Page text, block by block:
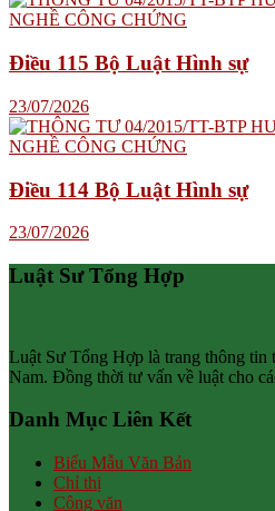
Điều 115 Bộ Luật Hình sự
23/07/2026
Điều 114 Bộ Luật Hình sự
23/07/2026
Luật Sư Tổng Hợp
Luật Sư Tổng Hợp là trang thông tin
Nam. Đồng thời tư vấn về luật cho
Danh Mục Liên Kết
Biểu Mẫu Văn Bản
Chỉ thị
Công văn